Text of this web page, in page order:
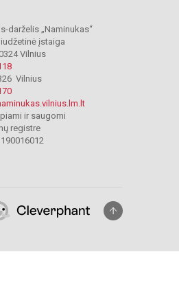
darželis „Naminukas“
įstaiga
Vilnius
Vilnius
ir saugomi
registre